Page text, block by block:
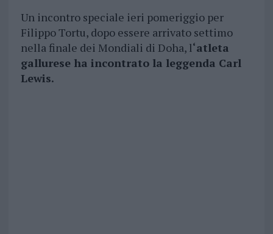
Un incontro speciale ieri pomeriggio per
Filippo Tortu, dopo essere arrivato settimo
nella finale dei Mondiali di Doha, l‘atleta
gallurese ha incontrato la leggenda Carl
Lewis.